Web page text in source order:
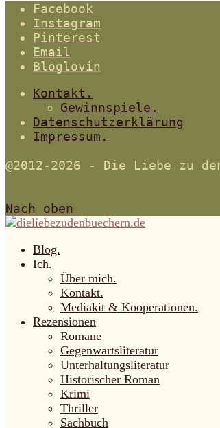
Facebook
Instagram
Pinterest
Email
Bloglovin
Kontakt.
Gewinnspiele.
Datenschutzerklärung
Impressum.
@2012-2026 - Die Liebe zu
Nach oben
Blog.
Ich.
Über mich.
Kontakt.
Mediakit & Kooperationen.
Rezensionen
Romane
Gegenwartsliteratur
Unterhaltungsliteratur
Historischer Roman
Krimi
Thriller
Sachbuch